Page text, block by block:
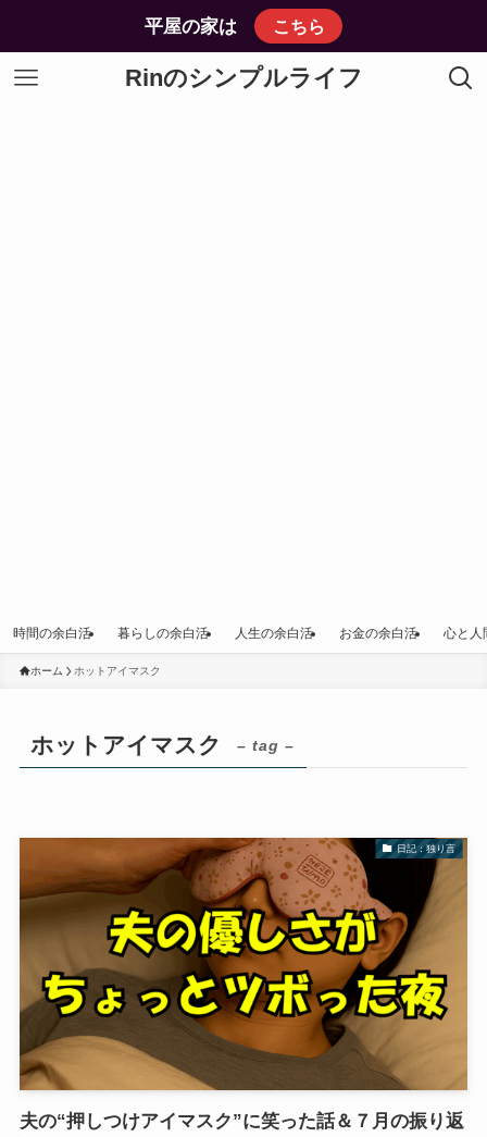
平屋の家は こちら
Rinのシンプルライフ
時間の余白活 暮らしの余白活 人生の余白活 お金の余白活 心と人
ホーム ホットアイマスク
ホットアイマスク – tag –
日記：独り言
夫の“押しつけアイマスク”に笑った話＆７月の振り返